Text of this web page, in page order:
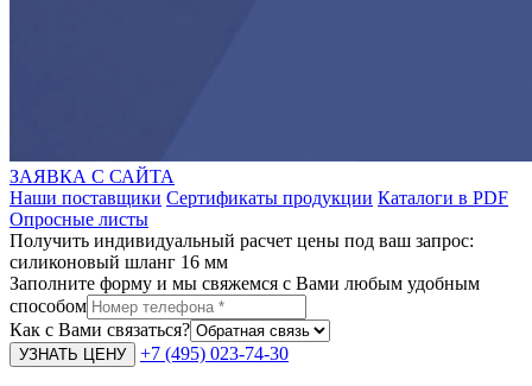
ЗАЯВКА С САЙТА
Наши поставщики Сертификаты продукции Каталоги в PDF
Опросные листы
Получить индивидуальный расчет цены под ваш запрос:
силиконовый шланг 16 мм
Заполните форму и мы свяжемся с Вами любым удобным
способом
Как с Вами связаться?
+7 (495) 023-74-30